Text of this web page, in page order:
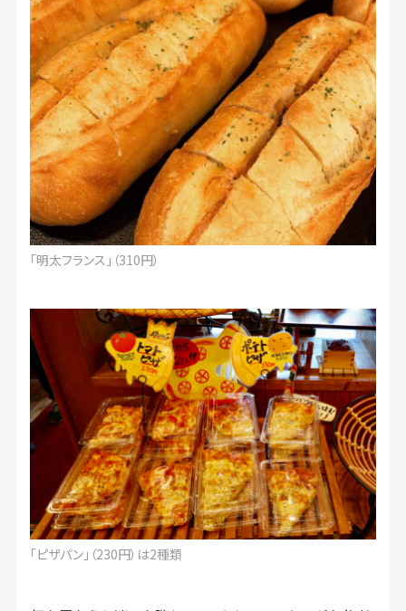
「明太フランス」（310円）
「ピザパン」（230円）は2種類